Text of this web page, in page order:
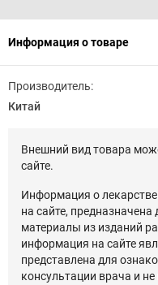
Информация о товаре
Производитель:
Китай
Внешний вид товара
сайте.
Информация о
на сайте,
материалы из изданий
информация на сайте
представлена для
консультации врача и